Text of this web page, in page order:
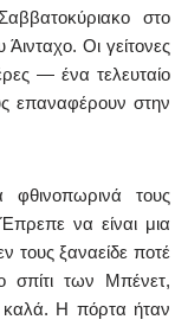
στο
Άινταχο. Οι γείτονες
— ένα τελευταίο
επαναφέρουν στην
τους
να είναι μια
τους ξαναείδε ποτέ
σπίτι των Μπένετ,
καλά. Η πόρτα ήταν